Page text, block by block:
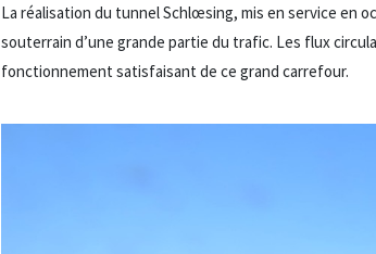
La réalisation du tunnel Schlœsing, mis en service en
souterrain d’une grande partie du trafic. Les flux
fonctionnement satisfaisant de ce grand carrefour.